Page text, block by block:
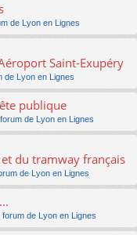
de Lyon en Lignes
Saint-Exupéry
de Lyon en Lignes
publique
forum de Lyon en Lignes
et du tramway français
de Lyon en Lignes
forum de Lyon en Lignes